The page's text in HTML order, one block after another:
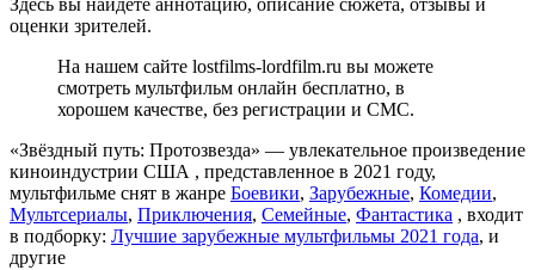
Здесь вы найдёте аннотацию, описание сюжета, отзывы и
оценки зрителей.
На нашем сайте lostfilms-lordfilm.ru вы можете
смотреть мультфильм онлайн бесплатно, в
хорошем качестве, без регистрации и СМС.
«Звёздный путь: Протозвезда» — увлекательное произведение
киноиндустрии США , представленное в 2021 году,
мультфильме снят в жанре Боевики, Зарубежные, Комедии,
Мультсериалы, Приключения, Семейные, Фантастика , входит
в подборку: Лучшие зарубежные мультфильмы 2021 года, и
другие